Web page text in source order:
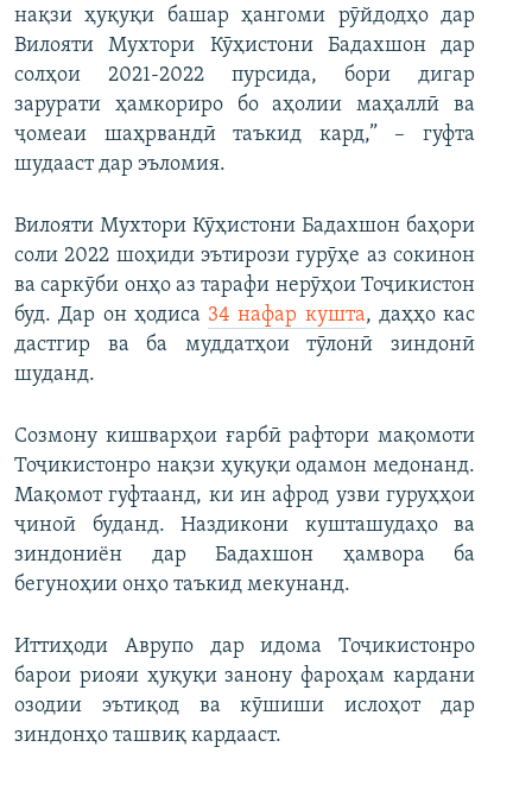
нақзи ҳуқуқи башар ҳангоми рӯйдодҳо дар
Вилояти Мухтори Кӯҳистони Бадахшон дар
солҳои 2021-2022 пурсида, бори дигар
зарурати ҳамкориро бо аҳолии маҳаллӣ ва
ҷомеаи шаҳрвандӣ таъкид кард,” – гуфта
шудааст дар эъломия.
Вилояти Мухтори Кӯҳистони Бадахшон баҳори
соли 2022 шоҳиди эътирози гурӯҳе аз сокинон
ва саркӯби онҳо аз тарафи нерӯҳои Тоҷикистон
буд. Дар он ҳодиса 34 нафар кушта, даҳҳо кас
дастгир ва ба муддатҳои тӯлонӣ зиндонӣ
шуданд.
Созмону кишварҳои ғарбӣ рафтори мақомоти
Тоҷикистонро нақзи ҳуқуқи одамон медонанд.
Мақомот гуфтаанд, ки ин афрод узви гуруҳҳои
ҷиноӣ буданд. Наздикони кушташудаҳо ва
зиндониён дар Бадахшон ҳамвора ба
бегуноҳии онҳо таъкид мекунанд.
Иттиҳоди Аврупо дар идома Тоҷикистонро
барои риояи ҳуқуқи занону фароҳам кардани
озодии эътиқод ва кӯшиши ислоҳот дар
зиндонҳо ташвиқ кардааст.